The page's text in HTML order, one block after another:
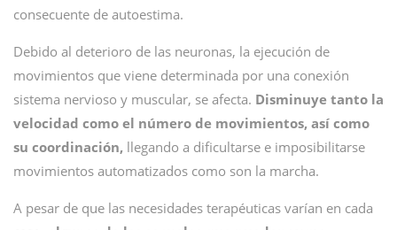
consecuente de autoestima.
Debido al deterioro de las neuronas, la ejecución de
movimientos que viene determinada por una conexión
sistema nervioso y muscular, se afecta. Disminuye tanto la
velocidad como el número de movimientos, así como
su coordinación, llegando a dificultarse e imposibilitarse
movimientos automatizados como son la marcha.
A pesar de que las necesidades terapéuticas varían en cada